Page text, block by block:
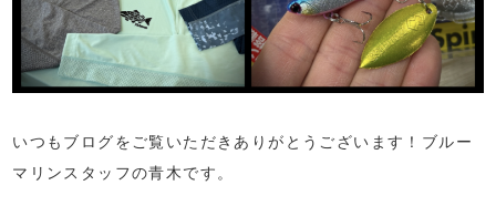
いつもブログをご覧いただきありがとうございます！ブルー
マリンスタッフの青木です。